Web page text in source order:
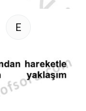
E